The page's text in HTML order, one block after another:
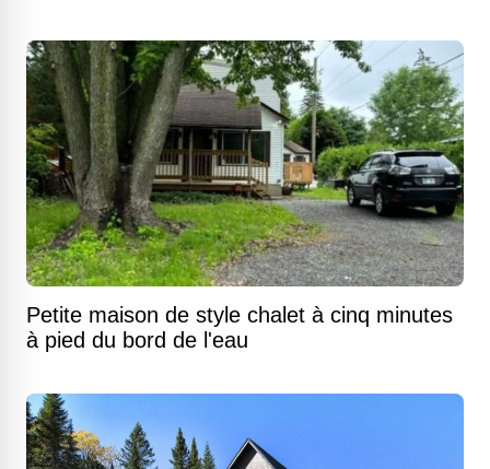
Petite maison de style chalet à cinq minutes
à pied du bord de l'eau